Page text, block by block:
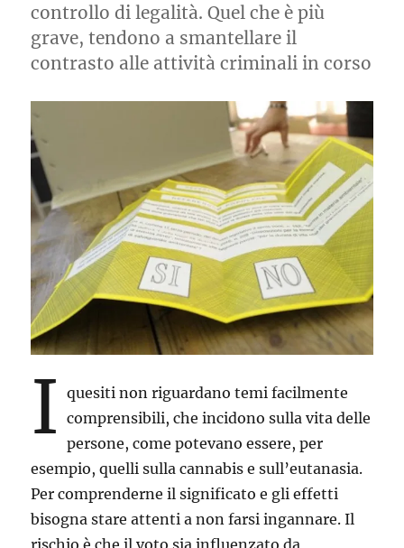
controllo di legalità. Quel che è più
grave, tendono a smantellare il
contrasto alle attività criminali in corso
I
quesiti non riguardano temi facilmente
comprensibili, che incidono sulla vita delle
persone, come potevano essere, per
esempio, quelli sulla cannabis e sull’eutanasia.
Per comprenderne il significato e gli effetti
bisogna stare attenti a non farsi ingannare. Il